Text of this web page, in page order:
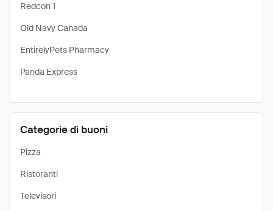
Redcon 1
Old Navy Canada
EntirelyPets Pharmacy
Panda Express
Categorie di buoni
Pizza
Ristoranti
Televisori